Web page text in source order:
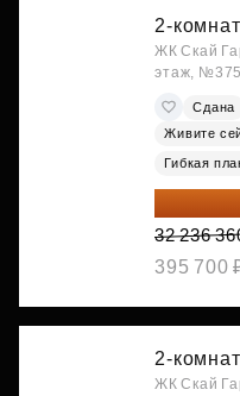
2-
ЖК Скай
этаж, №375
Сдана
Живите
Гибкая
24 177
32 236
395 700
2-
ЖК Скай